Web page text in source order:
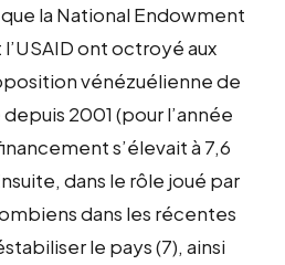
la National Endowment
ont octroyé aux
vénézuélienne de
2001 (pour l’année
s’élevait à 7,6
dans le rôle joué par
dans les récentes
le pays (7), ainsi